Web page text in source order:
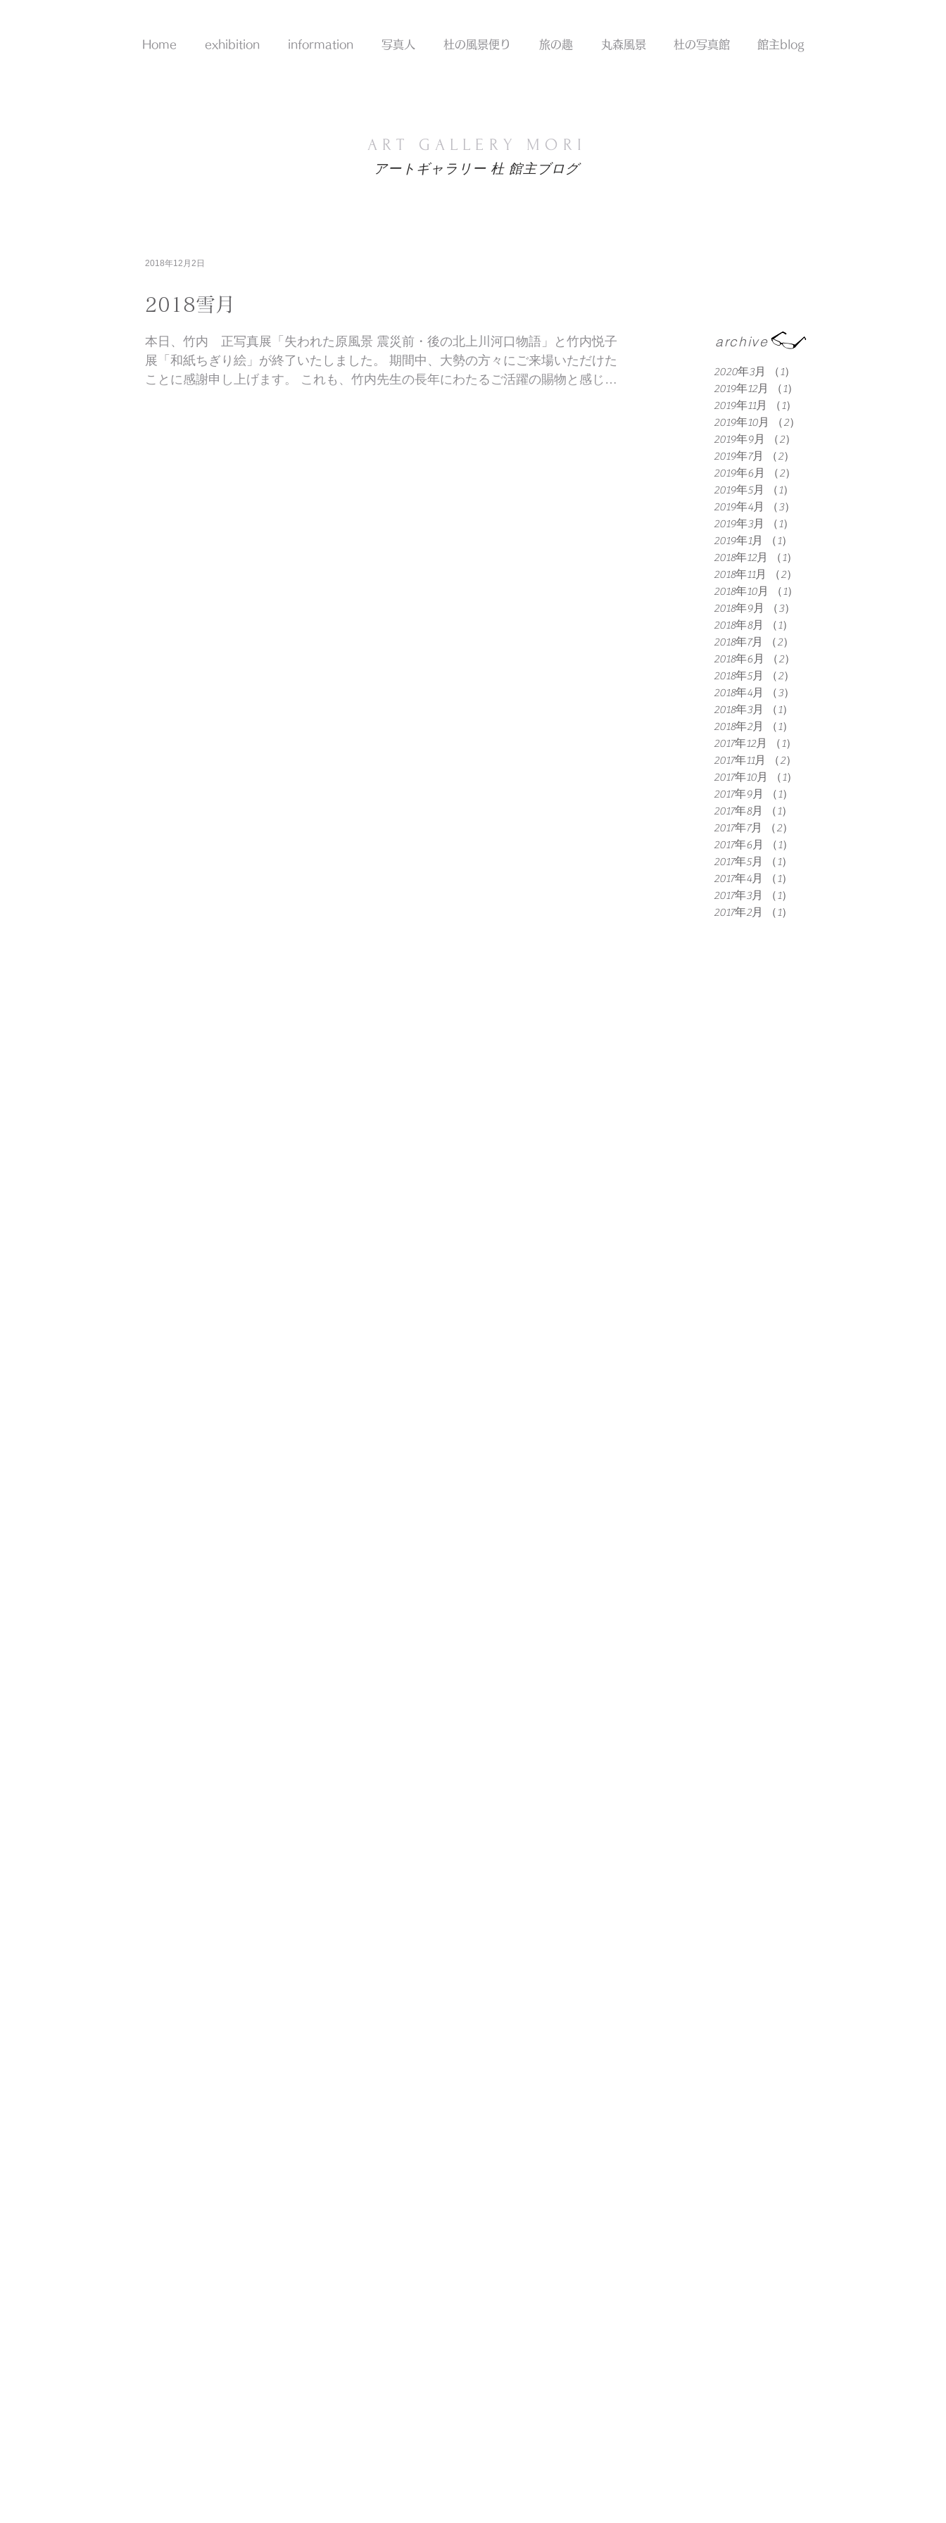
Home exhibition information 写真人 杜の風景便り 旅の趣 丸森風景 杜の写真館 館主blog
ART GALLERY MORI
アートギャラリー 杜 館主ブログ
2018雪月
本日、竹内 正写真展「失われた原風景 震災前・後の北上川河口物語」と竹内悦子
展「和紙ちぎり絵」が終了いたしました。 期間中、大勢の方々にご来場いただけた
ことに感謝申し上げます。 これも、竹内先生の長年にわたるご活躍の賜物と感じて
2018年12月2日
archive
2020年3月 （1）
2019年12月
（1）
2019年11月
（1）
2019年10月
（2）
2019年9月
（2）
2019年7月
（2）
2019年6月
（2）
2019年5月
（1）
2019年4月
（3）
2019年3月
（1）
2019年1月
（1）
2018年12月
（1）
2018年11月
（2）
2018年10月
（1）
2018年9月
（3）
2018年8月
（1）
2018年7月
（2）
2018年6月
（2）
2018年5月
（2）
2018年4月
（3）
2018年3月
（1）
2018年2月
（1）
2017年12月
（1）
2017年11月
（2）
2017年10月
（1）
2017年9月
（1）
2017年8月
（1）
2017年7月
（2）
2017年6月
（1）
2017年5月
（1）
2017年4月
（1）
2017年3月
（1）
2017年2月
（1）